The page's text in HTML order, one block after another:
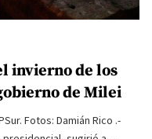
invierno de los
de Milei
Fotos: Damián Rico .-